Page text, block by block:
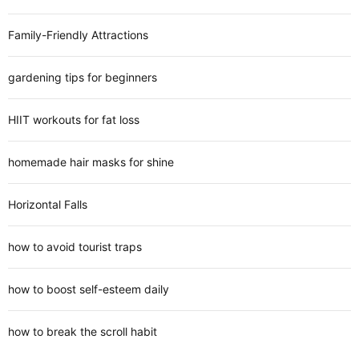
Family-Friendly Attractions
gardening tips for beginners
HIIT workouts for fat loss
homemade hair masks for shine
Horizontal Falls
how to avoid tourist traps
how to boost self-esteem daily
how to break the scroll habit